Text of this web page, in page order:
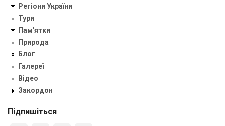
Регіони України
Тури
Пам'ятки
Природа
Блог
Галереї
Відео
Закордон
Підпишіться